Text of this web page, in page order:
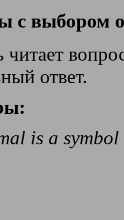
с выбором
читает
ответ.
is a